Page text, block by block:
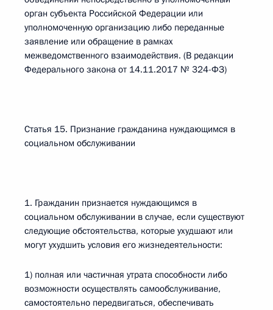
орган субъекта Российской Федерации или
уполномоченную организацию либо переданные
заявление или обращение в рамках
межведомственного взаимодействия. (В редакции
Федерального закона от 14.11.2017 № 324-ФЗ)
Статья 15. Признание гражданина нуждающимся в
социальном обслуживании
1. Гражданин признается нуждающимся в
социальном обслуживании в случае, если существуют
следующие обстоятельства, которые ухудшают или
могут ухудшить условия его жизнедеятельности:
1) полная или частичная утрата способности либо
возможности осуществлять самообслуживание,
самостоятельно передвигаться, обеспечивать